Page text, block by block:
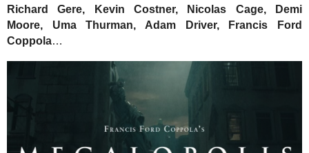
Richard Gere, Kevin Costner, Nicolas Cage, Demi
Moore, Uma Thurman, Adam Driver, Francis Ford
Coppola…